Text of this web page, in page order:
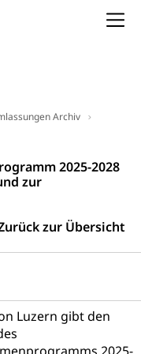
Archiv
2025-2028
zur
zur Übersicht
Luzern gibt den
Projekte
und
Luzern unilu
Erwachsene
(verkürzte
Lehrvertrag,
und
Arbeitsmarkt,